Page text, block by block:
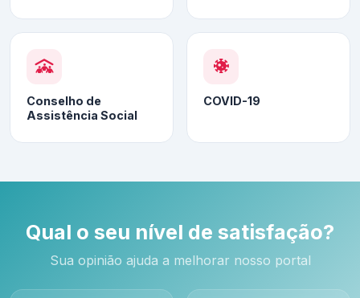
Conselho de
Assistência Social
COVID-19
Qual o seu nível de satisfação?
Sua opinião ajuda a melhorar nosso portal